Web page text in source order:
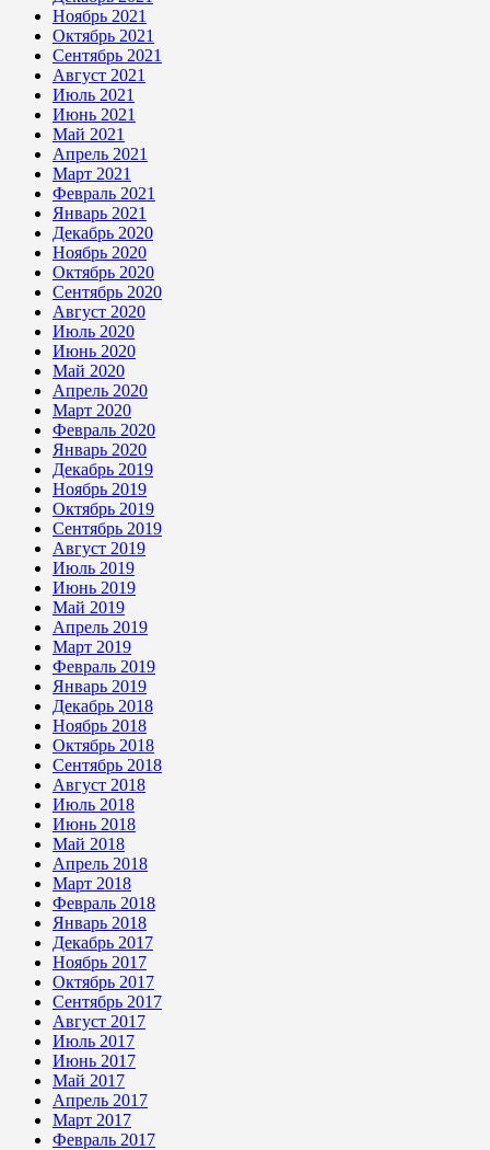
Ноябрь 2021
Октябрь 2021
Сентябрь 2021
Август 2021
Июль 2021
Июнь 2021
Май 2021
Апрель 2021
Март 2021
Февраль 2021
Январь 2021
Декабрь 2020
Ноябрь 2020
Октябрь 2020
Сентябрь 2020
Август 2020
Июль 2020
Июнь 2020
Май 2020
Апрель 2020
Март 2020
Февраль 2020
Январь 2020
Декабрь 2019
Ноябрь 2019
Октябрь 2019
Сентябрь 2019
Август 2019
Июль 2019
Июнь 2019
Май 2019
Апрель 2019
Март 2019
Февраль 2019
Январь 2019
Декабрь 2018
Ноябрь 2018
Октябрь 2018
Сентябрь 2018
Август 2018
Июль 2018
Июнь 2018
Май 2018
Апрель 2018
Март 2018
Февраль 2018
Январь 2018
Декабрь 2017
Ноябрь 2017
Октябрь 2017
Сентябрь 2017
Август 2017
Июль 2017
Июнь 2017
Май 2017
Апрель 2017
Март 2017
Февраль 2017